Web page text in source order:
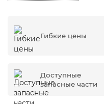
Гибкие цены
Доступные
запасные части